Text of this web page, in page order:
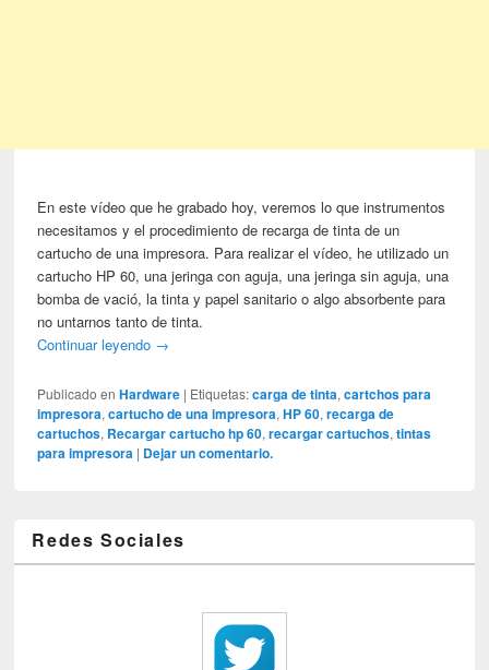
En este vídeo que he grabado hoy, veremos lo que instrumentos
necesitamos y el procedimiento de recarga de tinta de un
cartucho de una impresora. Para realizar el vídeo, he utilizado un
cartucho HP 60, una jeringa con aguja, una jeringa sin aguja, una
bomba de vació, la tinta y papel sanitario o algo absorbente para
no untarnos tanto de tinta.
Continuar leyendo →
Publicado en Hardware | Etiquetas: carga de tinta,cartchos para
impresora,cartucho de una impresora,HP 60,recarga de
cartuchos, Recargar cartucho hp 60,recargar cartuchos,tintas
para impresora | Dejar un comentario.
Redes Sociales